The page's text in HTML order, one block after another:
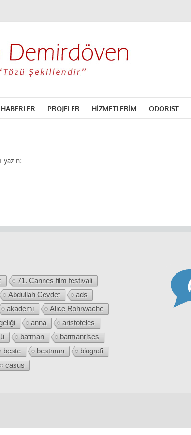
PROJELER HİZMETLERİM ODORIST
71. Cannes film festivali
Abdullah Cevdet
ads
akademi
Alice Rohrwache
anna
aristoteles
batman
batmanrises
beste bestman
biografi
casus